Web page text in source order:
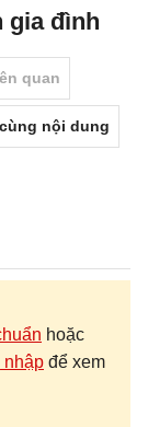
gia đình
quan
nội dung
hoặc
để xem